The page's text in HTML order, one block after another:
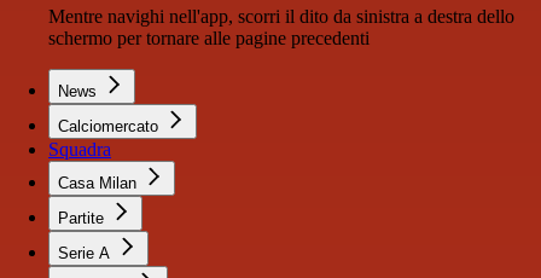
Mentre navighi nell'app, scorri il dito da sinistra a destra dello
schermo per tornare alle pagine precedenti
News
Calciomercato
Squadra
Casa Milan
Partite
Serie A